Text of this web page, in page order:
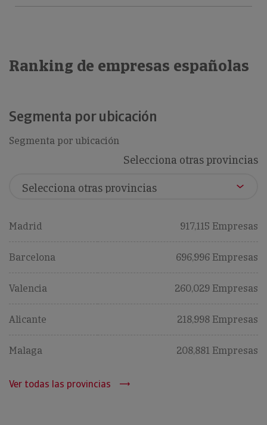
Ranking de empresas españolas
Segmenta por ubicación
Segmenta por ubicación
Selecciona otras provincias
Madrid 917,115 Empresas
Barcelona 696,996 Empresas
Valencia 260,029 Empresas
Alicante 218,998 Empresas
Malaga 208,881 Empresas
Ver todas las provincias